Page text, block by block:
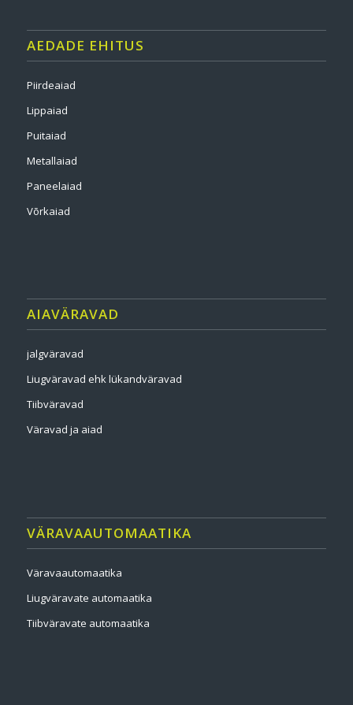
AEDADE EHITUS
Piirdeaiad
Lippaiad
Puitaiad
Metallaiad
Paneelaiad
Võrkaiad
AIAVÄRAVAD
jalgväravad
Liugväravad ehk lükandväravad
Tiibväravad
Väravad ja aiad
VÄRAVAAUTOMAATIKA
Väravaautomaatika
Liugväravate automaatika
Tiibväravate automaatika